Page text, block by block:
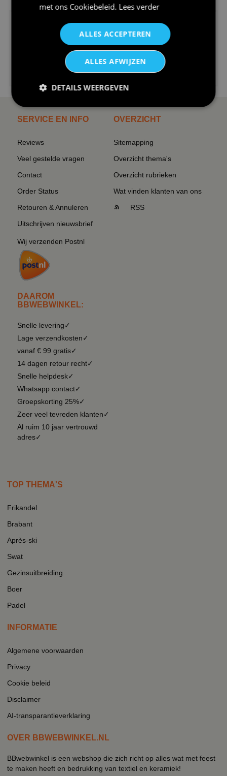
€24,95
SERVICE EN INFO
Reviews
Veel gestelde vragen
Contact
Order Status
Retouren & Annuleren
Uitschrijven nieuwsbrief
Wij verzenden Postnl
DAAROM
BBWEBWINKEL:
Snelle levering✓
Lage verzendkosten✓
vanaf € 99 gratis✓
14 dagen retour recht✓
Snelle helpdesk✓
Whatsapp contact✓
Groepskorting 25%✓
Zeer veel tevreden klanten✓
Al ruim 10 jaar vertrouwd
adres✓
OVERZICHT
Sitemapping
Overzicht thema's
Overzicht rubrieken
Wat vinden klanten van ons
RSS
TOP THEMA'S
Frikandel
Brabant
Après-ski
Swat
Gezinsuitbreiding
Boer
Padel
INFORMATIE
Algemene voorwaarden
Privacy
Cookie beleid
Disclaimer
AI-transparantieverklaring
OVER BBWEBWINKEL.NL
BBwebwinkel is een webshop die zich richt op alles wat met feest
te maken heeft en bedrukking van textiel en keramiek!
met ons Cookiebeleid. Lees verder
ALLES ACCEPTEREN
ALLES AFWIJZEN
DETAILS WEERGEVEN